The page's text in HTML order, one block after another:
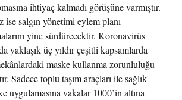
ihtiyaç kalmadı görüşüne varmıştır.
ise salgın yönetimi eylem planı
yine sürdürecektir. Koronavirüs
yaklaşık üç yıldır çeşitli kapsamlarda
maske kullanma zorunluluğu
Sadece toplu taşım araçları ile sağlık
uygulamasına vakalar 1000’in altına